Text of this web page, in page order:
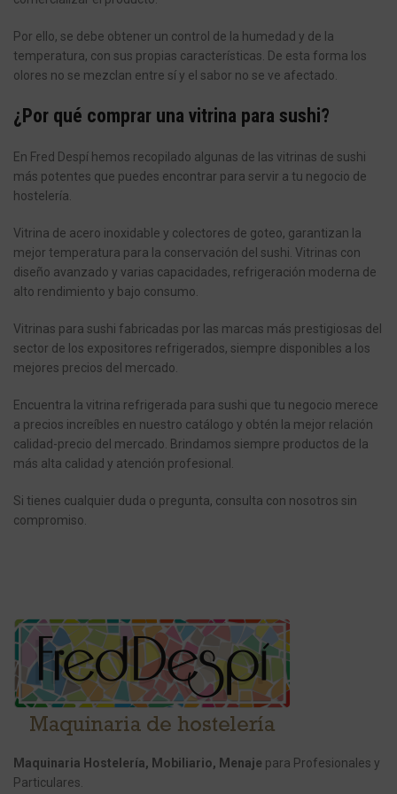
Por ello, se debe obtener un control de la humedad y de la
temperatura, con sus propias características. De esta forma los
olores no se mezclan entre sí y el sabor no se ve afectado.
¿Por qué comprar una vitrina para sushi?
En Fred Despí hemos recopilado algunas de las vitrinas de sushi
más potentes que puedes encontrar para servir a tu negocio de
hostelería.
Vitrina de acero inoxidable y colectores de goteo, garantizan la
mejor temperatura para la conservación del sushi. Vitrinas con
diseño avanzado y varias capacidades, refrigeración moderna de
alto rendimiento y bajo consumo.
Vitrinas para sushi fabricadas por las marcas más prestigiosas del
sector de los expositores refrigerados, siempre disponibles a los
mejores precios del mercado.
Encuentra la vitrina refrigerada para sushi que tu negocio merece
a precios increíbles en nuestro catálogo y obtén la mejor relación
calidad-precio del mercado. Brindamos siempre productos de la
más alta calidad y atención profesional.
Si tienes cualquier duda o pregunta, consulta con nosotros sin
compromiso.
Maquinaria Hostelería, Mobiliario, Menaje para Profesionales y
Particulares.